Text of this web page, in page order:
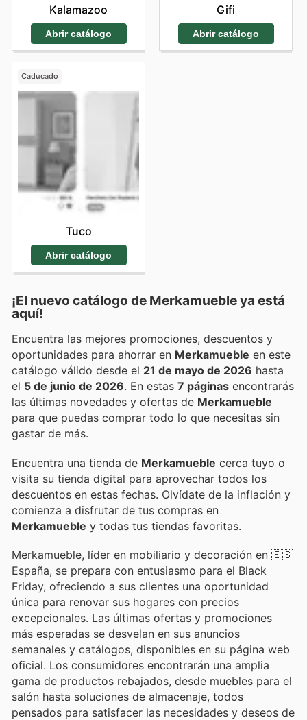
Kalamazoo
Abrir catálogo
Gifi
Abrir catálogo
Caducado
Tuco
Abrir catálogo
¡El nuevo catálogo de Merkamuebleya está
aquí!
Encuentra las mejores promociones, descuentos y
oportunidades para ahorrar en Merkamueble en este
catálogo válido desde el 21 de mayo de 2026 hasta
el 5 de junio de 2026 . En estas 7 páginas encontrarás
las últimas novedades y ofertas de Merkamueble
para que puedas comprar todo lo que necesitas sin
gastar de más.
Encuentra una tienda de Merkamueble cerca tuyo o
visita su tienda digital para aprovechar todos los
descuentos en estas fechas. Olvídate de la inflación y
comienza a disfrutar de tus compras en
Merkamueble y todas tus tiendas favoritas.
Merkamueble, líder en mobiliario y decoración en 🇪🇸
España, se prepara con entusiasmo para el Black
Friday, ofreciendo a sus clientes una oportunidad
única para renovar sus hogares con precios
excepcionales. Las últimas ofertas y promociones
más esperadas se desvelan en sus anuncios
semanales y catálogos, disponibles en su página web
oficial. Los consumidores encontrarán una amplia
gama de productos rebajados, desde muebles para el
salón hasta soluciones de almacenaje, todos
pensados para satisfacer las necesidades y deseos de